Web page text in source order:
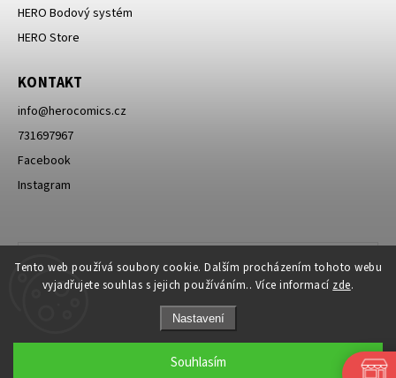
Tento web používá soubory cookie. Dalším procházením tohoto webu
vyjadřujete souhlas s jejich používáním.. Více informací zde.
Nastavení
Souhlasím
HERO Bodový systém
HERO Store
KONTAKT
info@herocomics.cz
731697967
Facebook
Instagram